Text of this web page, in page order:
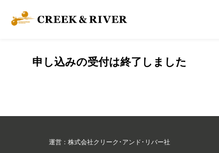
申し込みの受付は終了しました
運営：株式会社クリーク･アンド･リバー社